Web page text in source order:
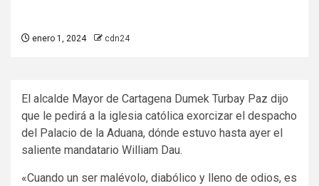
enero 1, 2024 cdn24
El alcalde Mayor de Cartagena Dumek Turbay Paz dijo
que le pedirá a la iglesia católica exorcizar el despacho
del Palacio de la Aduana, dónde estuvo hasta ayer el
saliente mandatario William Dau.
«Cuando un ser malévolo, diabólico y lleno de odios, es